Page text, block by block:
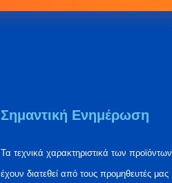
Σημαντική Ενημέρωση
Τα τεχνικά χαρακτηριστικά των προϊόντων
έχουν διατεθεί από τους προμηθευτές μας